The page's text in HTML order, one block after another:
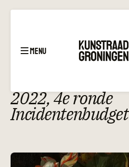
menu
2022, 4e ronde
Incidentenbudget